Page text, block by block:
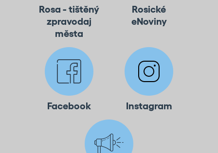
Rosa - tištěný
zpravodaj
města
Rosické
eNoviny
Facebook Instagram